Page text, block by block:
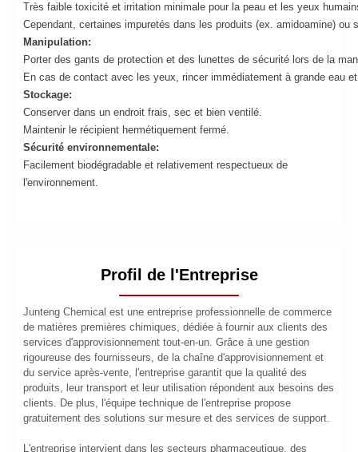
Très faible toxicité et irritation minimale pour la peau et les yeux
Cependant, certaines impuretés dans les produits (ex. amidoamine)
Manipulation:
Porter des gants de protection et des lunettes de sécurité lors de la
En cas de contact avec les yeux, rincer immédiatement à grande eau
Stockage:
Conserver dans un endroit frais, sec et bien ventilé.
Maintenir le récipient hermétiquement fermé.
Sécurité environnementale:
Facilement biodégradable et relativement respectueux de
l'environnement.
Profil de l'Entreprise
Junteng Chemical est une entreprise professionnelle de commerce
de matières premières chimiques, dédiée à fournir aux clients des
services d'approvisionnement tout-en-un. Grâce à une gestion
rigoureuse des fournisseurs, de la chaîne d'approvisionnement et
du service après-vente, l'entreprise garantit que la qualité des
produits, leur transport et leur utilisation répondent aux besoins des
clients. De plus, l'équipe technique de l'entreprise propose
gratuitement des solutions sur mesure et des services de support.
L'entreprise intervient dans les secteurs pharmaceutique, des